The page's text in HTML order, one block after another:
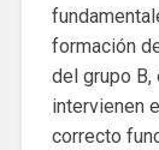
formación
del grupo B,
intervienen
correcto